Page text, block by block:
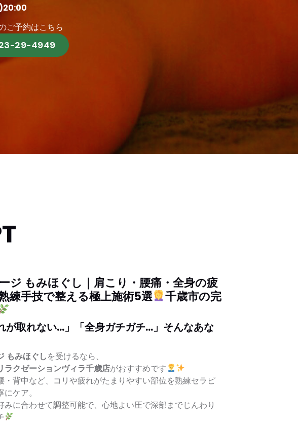
ご予約はこちら
29-4949
ジ もみほぐし｜肩こり・腰痛・全身の疲
練手技で整える極上施術5選
千歳市の完
が取れない…」「全身ガチガチ…」そんなあな
もみほぐしを受けるなら、
ラクゼーションヴィラ千歳店がおすすめです
・背中など、コリや疲れがたまりやすい部位を熟練セラピ
ケア。
みに合わせて調整可能で、心地よい圧で深部までじんわり